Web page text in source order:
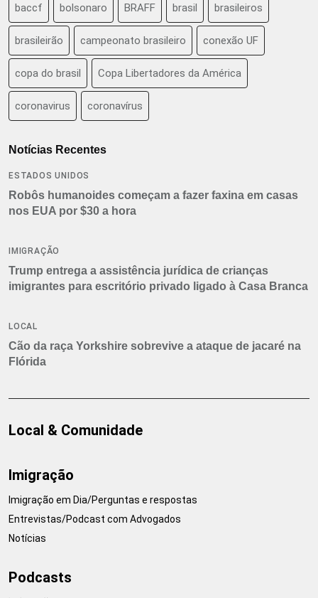
baccf bolsonaro BRAFF brasil brasileiros
brasileirão campeonato brasileiro conexão UF
copa do brasil Copa Libertadores da América
coronavirus coronavírus
Notícias Recentes
ESTADOS UNIDOS
Robôs humanoides começam a fazer faxina em casas
nos EUA por $30 a hora
IMIGRAÇÃO
Trump entrega a assistência jurídica de crianças
imigrantes para escritório privado ligado à Casa Branca
LOCAL
Cão da raça Yorkshire sobrevive a ataque de jacaré na
Flórida
Local & Comunidade
Imigração
Imigração em Dia/Perguntas e respostas
Entrevistas/Podcast com Advogados
Notícias
Podcasts